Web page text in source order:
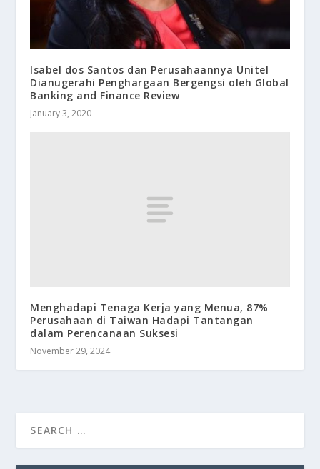
Isabel dos Santos dan Perusahaannya Unitel
Dianugerahi Penghargaan Bergengsi oleh Global
Banking and Finance Review
January 3, 2020
Menghadapi Tenaga Kerja yang Menua, 87%
Perusahaan di Taiwan Hadapi Tantangan
dalam Perencanaan Suksesi
November 29, 2024